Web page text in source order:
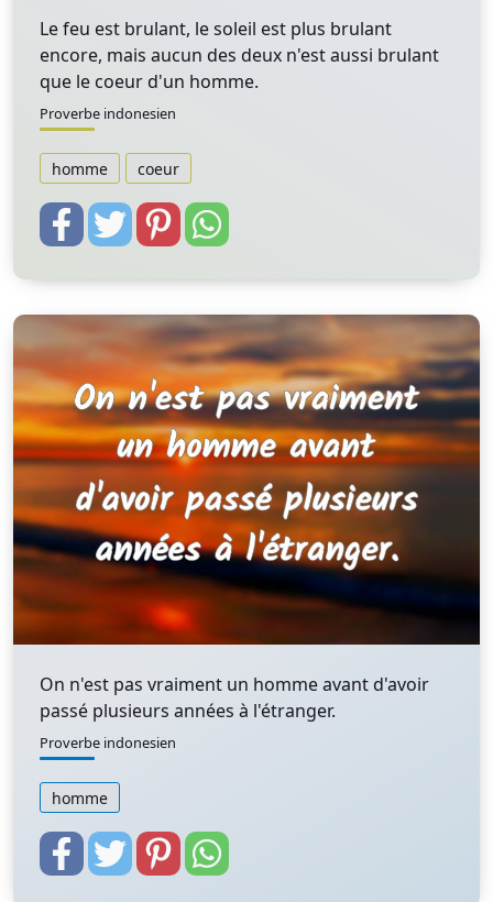
Le feu est brulant, le soleil est plus brulant
encore, mais aucun des deux n'est aussi brulant
que le coeur d'un homme.
Proverbe indonesien
homme coeur
On n'est pas vraiment un homme avant d'avoir
passé plusieurs années à l'étranger.
Proverbe indonesien
homme